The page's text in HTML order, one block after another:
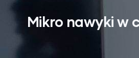
Mikro nawyki w